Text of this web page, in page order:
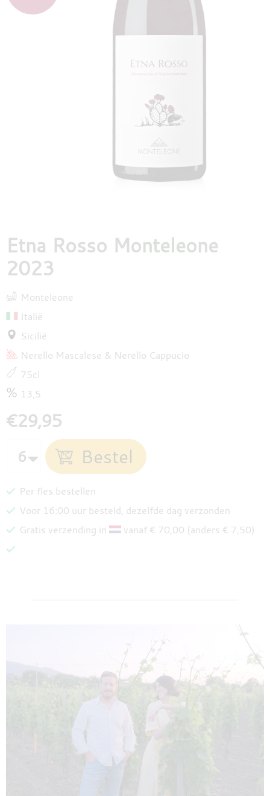
DESTILLATEN
Etna Rosso Monteleone
2023
Monteleone
Italië
Sicilië
Nerello Mascalese
Nerello Cappucio
75cl
13,5
€29,95
Per fles bestellen
Voor 16:00 uur besteld, dezelfde dag verzonden
Gratis verzending in
vanaf € 70,00 (anders € 7,50)